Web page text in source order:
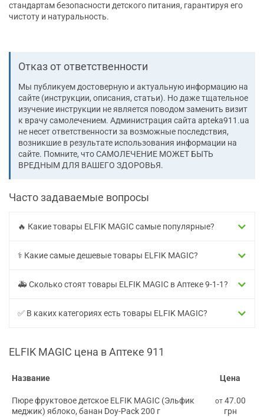
стандартам безопасности детского питания, гарантируя его
чистоту и натуральность.
Отказ от ответственности
Мы публикуем достоверную и актуальную информацию на
сайте (инструкции, описания, статьи). Но даже тщательное
изучение инструкции не является поводом заменить визит
к врачу самолечением. Администрация сайта apteka911.ua
не несет ответственности за возможные последствия,
возникшие в результате использования информации на
сайте. Помните, что CАМОЛЕЧЕНИЕ МОЖЕТ БЫТЬ
ВРЕДНЫМ ДЛЯ ВАШЕГО ЗДОРОВЬЯ.
Часто задаваемые вопросы
🔥 Какие товары ELFIK MAGIC самые популярные?
⚕️ Какие самые дешевые товары ELFIK MAGIC?
🚑 Сколько стоят товары ELFIK MAGIC в Аптеке 9-1-1?
✅ В каких категориях есть товары ELFIK MAGIC?
ELFIK MAGIC цена в Аптеке 911
Название Цена
Пюре фруктовое детское ELFIK MAGIC (Эльфик
меджик) яблоко, банан Doy-Pack 200 г
от47.00
грн